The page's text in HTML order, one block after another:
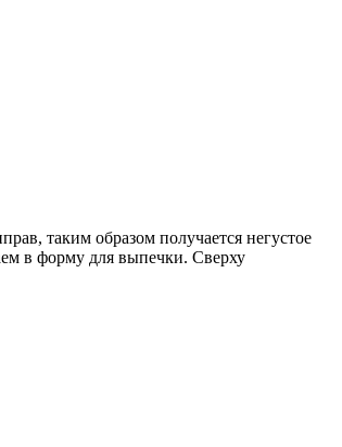
таким образом получается негустое
в форму для выпечки. Сверху